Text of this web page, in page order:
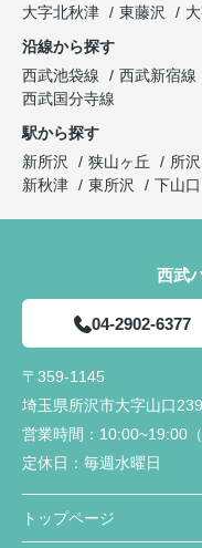
大字北秋津
東藤沢
沿線から探す
西武池袋線
西武新宿線
西武国分寺線
駅から探す
新所沢
狭山ヶ丘 所沢
新秋津
東所沢 下山口
西武
04-2902-6377
〒359-1145
埼玉県所沢市大字山口
営業時間： 10:00~19:00
定休日： 毎週水曜日
トップページ